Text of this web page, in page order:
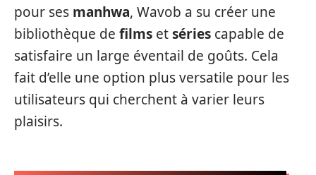
pour ses manhwa, Wavob a su créer une
bibliothèque de films etséries capable de
satisfaire un large éventail de goûts. Cela
fait d’elle une option plus versatile pour les
utilisateurs qui cherchent à varier leurs
plaisirs.